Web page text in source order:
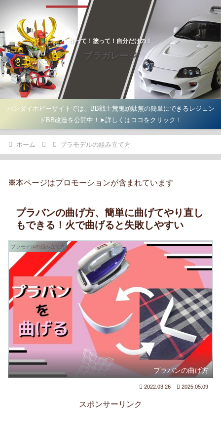
作って！塗って！自分だけの！
プラガレージ
バンダイホビーサイトでは、BB戦士荒鬼頑駄無の簡単にできるレジェン
ドBB改造を公開中！➤詳しくはココをクリック！
ホーム プラモデルの組み立て方
※本ページはプロモーションが含まれています
プラバンの曲げ方、簡単に曲げてやり直し
もできる！火で曲げると失敗しやすい
プラモデルの組み立て方
プラバンの曲げ方
2022.03.26 2025.05.09
スポンサーリンク